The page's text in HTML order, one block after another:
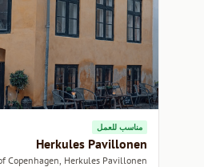
مناسب للعمل
Herkules Pavillonen
Copenhagen, Herkules Pavillonen